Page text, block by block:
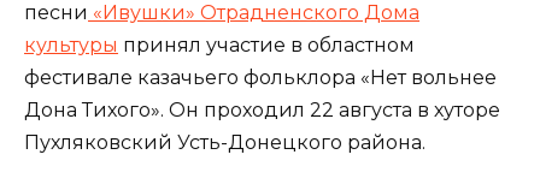
песни «Ивушки» Отрадненского Дома
культуры принял участие в областном
фестивале казачьего фольклора «Нет вольнее
Дона Тихого». Он проходил 22 августа в хуторе
Пухляковский Усть-Донецкого района.